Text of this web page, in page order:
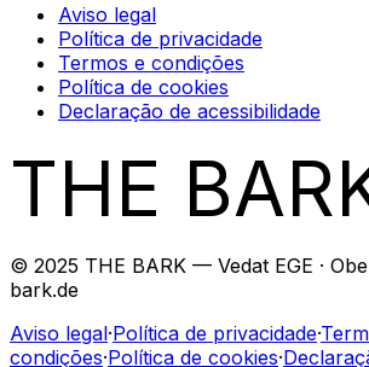
Aviso legal
Política de privacidade
Termos e condições
Política de cookies
Declaração de acessibilidade
THE
© 2025 THE BARK — Vedat EGE ·
bark.de
Aviso legal·Política de privacidade·
condições·Política de cookies·